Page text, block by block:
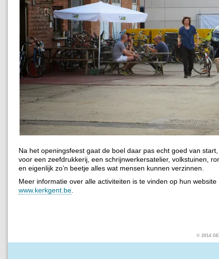
Na het openingsfeest gaat de boel daar pas echt goed van
voor een zeefdrukkerij, een schrijnwerkersatelier, volkstuinen,
en eigenlijk zo’n beetje alles wat mensen kunnen verzinnen.
Meer informatie over alle activiteiten is te vinden op hun website
www.kerkgent.be.
© 2014